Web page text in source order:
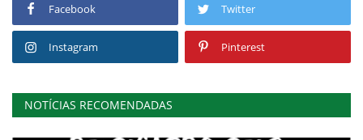
Facebook Twitter
Instagram Pinterest
NOTÍCIAS RECOMENDADAS